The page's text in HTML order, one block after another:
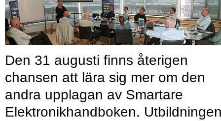
Den 31 augusti finns återigen
chansen att lära sig mer om den
andra upplagan av Smartare
Elektronikhandboken.